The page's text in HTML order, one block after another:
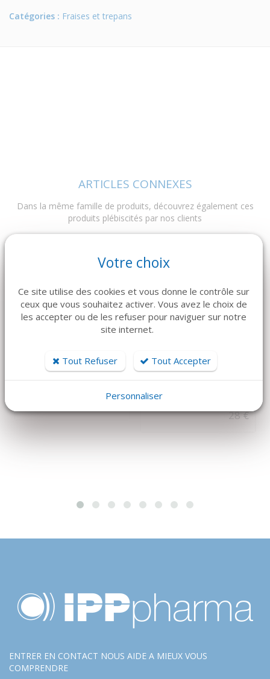
Catégories : Fraises et trepans
ARTICLES CONNEXES
Dans la même famille de produits, découvrez également ces
produits plébiscités par nos clients
CURETTE
HEMINGWAY
41 €
HU-FRIEDY
MANCHE FIN MIROIR
HU FRIEDY
28 €
ENTRER EN CONTACT NOUS AIDE A MIEUX VOUS
COMPRENDRE
Votre choix
Ce site utilise des cookies et vous donne le contrôle sur
ceux que vous souhaitez activer. Vous avez le choix de
les accepter ou de les refuser pour naviguer sur notre
site internet.
Tout Refuser Tout Accepter
Personnaliser